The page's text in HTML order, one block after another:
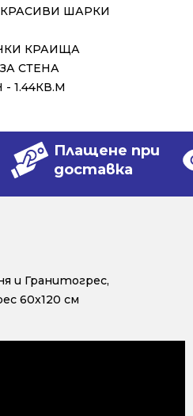
ШАРКИ
КРАИЩА
СТЕНА
1.44КВ.М
Плащене при
доставка
и Гранитогрес,
60x120 см